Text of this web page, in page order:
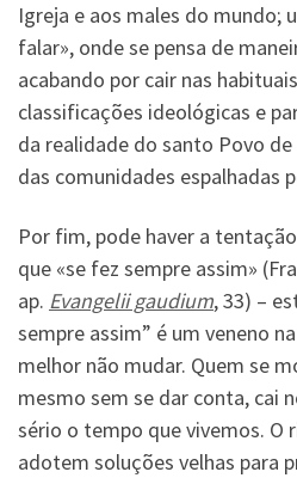
Igreja e aos males do mundo;
falar», onde se pensa de
acabando por cair nas
classificações ideológicas e
da realidade do santo Povo
das comunidades espalhadas
Por fim, pode haver a
que «se fez sempre assim»
ap. Evangelii gaudium, 33) –
sempre assim” é um veneno
melhor não mudar. Quem se
mesmo sem se dar conta, cai
sério o tempo que vivemos. O
adotem soluções velhas para